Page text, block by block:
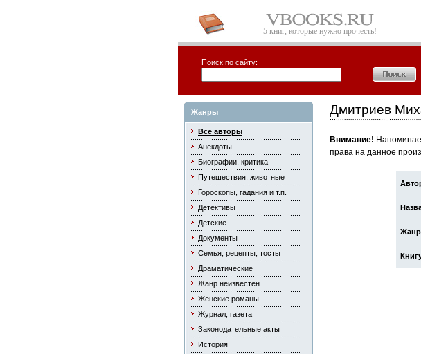
5 книг, которые нужно прочесть!
Поиск по сайту:
Жанры
Все авторы
Анекдоты
Биографии, критика
Путешествия, животные
Гороскопы, гадания и т.п.
Детективы
Детские
Документы
Семья, рецепты, тосты
Драматические
Жанр неизвестен
Женские романы
Журнал, газета
Законодательные акты
История
Дмитриев
Внимание!
права на данное
Жанр